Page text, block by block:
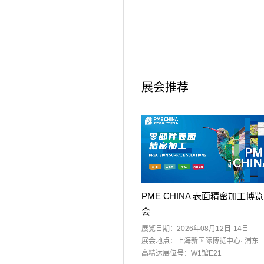
展会推荐
PME CHINA 表面精密加工博览
会
展览日期：2026年08月12日-14日
展会地点：上海新国际博览中心· 浦东
高精达展位号：W1馆E21